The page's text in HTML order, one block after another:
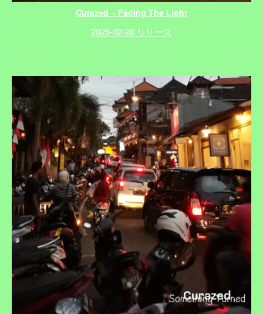
Curazed – Fading The Light
2025-02-28 リリース